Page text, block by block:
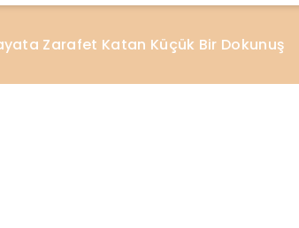
Katan Küçük Bir Dokunuş